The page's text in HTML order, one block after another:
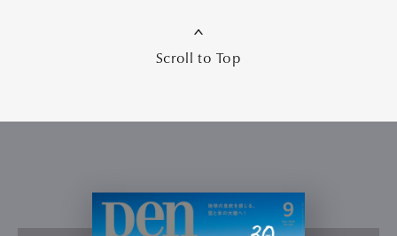
Scroll to Top